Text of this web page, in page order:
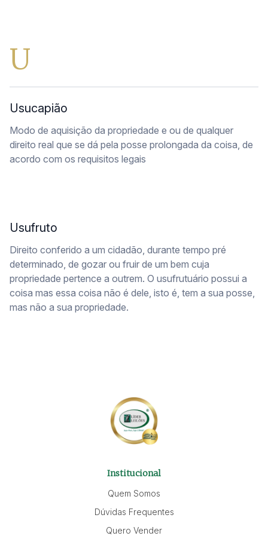
U
Usucapião
Modo de aquisição da propriedade e ou de qualquer
direito real que se dá pela posse prolongada da coisa, de
acordo com os requisitos legais
Usufruto
Direito conferido a um cidadão, durante tempo pré
determinado, de gozar ou fruir de um bem cuja
propriedade pertence a outrem. O usufrutuário possui a
coisa mas essa coisa não é dele, isto é, tem a sua posse,
mas não a sua propriedade.
Institucional
Quem Somos
Dúvidas Frequentes
Quero Vender